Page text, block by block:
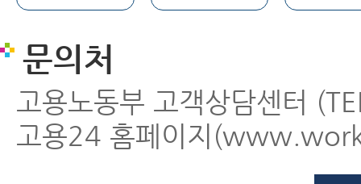
문의처
고용노동부 고객상담센터
고용24 홈페이지